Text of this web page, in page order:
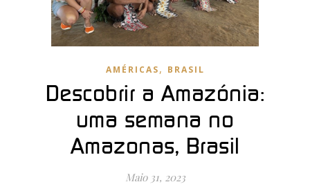
AMÉRICAS, BRASIL
Descobrir a Amazónia:
uma semana no
Amazonas, Brasil
Maio 31, 2023